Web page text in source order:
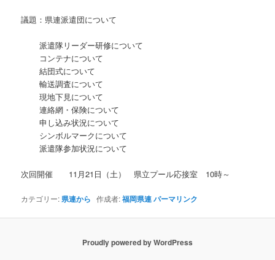
議題：県連派遣団について
派遣隊リーダー研修について
コンテナについて
結団式について
輸送調査について
現地下見について
連絡網・保険について
申し込み状況について
シンボルマークについて
派遣隊参加状況について
次回開催 11月21日（土） 県立プール応接室 10時～
カテゴリー:県連から 作成者:福岡県連パーマリンク
Proudly powered by WordPress